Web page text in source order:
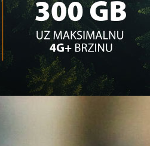
BiH u Podgorici! (VIDEO)